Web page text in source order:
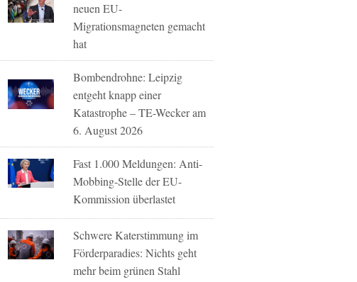
neuen EU-
Migrationsmagneten gemacht
hat
Bombendrohne: Leipzig
entgeht knapp einer
Katastrophe – TE-Wecker am
6. August 2026
Fast 1.000 Meldungen: Anti-
Mobbing-Stelle der EU-
Kommission überlastet
Schwere Katerstimmung im
Förderparadies: Nichts geht
mehr beim grünen Stahl